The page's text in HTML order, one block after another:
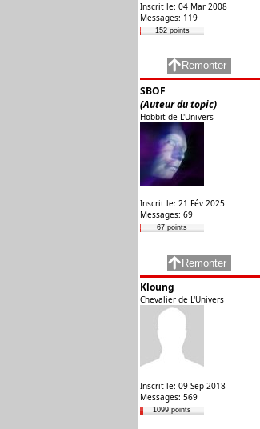
Inscrit le: 04 Mar 2008
Messages: 119
152 points
SBOF
(Auteur du topic)
Hobbit de L'Univers
Inscrit le: 21 Fév 2025
Messages: 69
67 points
Kloung
Chevalier de L'Univers
Inscrit le: 09 Sep 2018
Messages: 569
1099 points